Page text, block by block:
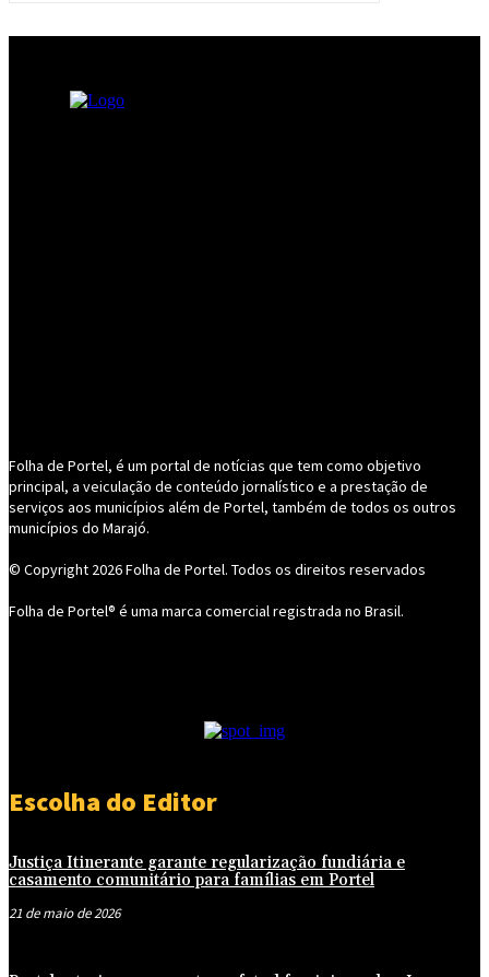
Folha de Portel, é um portal de notícias que tem como objetivo
principal, a veiculação de conteúdo jornalístico e a prestação de
serviços aos municípios além de Portel, também de todos os outros
municípios do Marajó.
© Copyright 2026Folha de Portel. Todos os direitos reservados
Folha de Portel® é uma marca comercial registrada no Brasil.
Escolha do Editor
Justiça Itinerante garante regularização fundiária e
casamento comunitário para famílias em Portel
21 de maio de 2026